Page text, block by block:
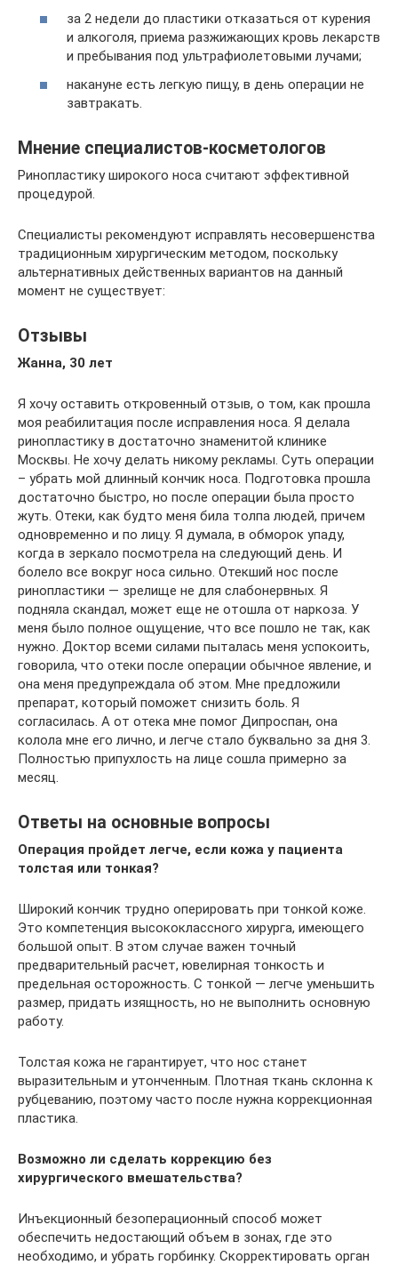
за 2 недели до пластики отказаться от курения
и алкоголя, приема разжижающих кровь лекарств
и пребывания под ультрафиолетовыми лучами;
накануне есть легкую пищу, в день операции не
завтракать.
Мнение специалистов-косметологов
Ринопластику широкого носа считают эффективной
процедурой.
Специалисты рекомендуют исправлять несовершенства
традиционным хирургическим методом, поскольку
альтернативных действенных вариантов на данный
момент не существует:
Отзывы
Жанна, 30 лет
Я хочу оставить откровенный отзыв, о том, как прошла
моя реабилитация после исправления носа. Я делала
ринопластику в достаточно знаменитой клинике
Москвы. Не хочу делать никому рекламы. Суть операции
– убрать мой длинный кончик носа. Подготовка прошла
достаточно быстро, но после операции была просто
жуть. Отеки, как будто меня била толпа людей, причем
одновременно и по лицу. Я думала, в обморок упаду,
когда в зеркало посмотрела на следующий день. И
болело все вокруг носа сильно. Отекший нос после
ринопластики — зрелище не для слабонервных. Я
подняла скандал, может еще не отошла от наркоза. У
меня было полное ощущение, что все пошло не так, как
нужно. Доктор всеми силами пыталась меня успокоить,
говорила, что отеки после операции обычное явление, и
она меня предупреждала об этом. Мне предложили
препарат, который поможет снизить боль. Я
согласилась. А от отека мне помог Дипроспан, она
колола мне его лично, и легче стало буквально за дня 3.
Полностью припухлость на лице сошла примерно за
месяц.
Ответы на основные вопросы
Операция пройдет легче, если кожа у пациента
толстая или тонкая?
Широкий кончик трудно оперировать при тонкой коже.
Это компетенция высококлассного хирурга, имеющего
большой опыт. В этом случае важен точный
предварительный расчет, ювелирная тонкость и
предельная осторожность. С тонкой — легче уменьшить
размер, придать изящность, но не выполнить основную
работу.
Толстая кожа не гарантирует, что нос станет
выразительным и утонченным. Плотная ткань склонна к
рубцеванию, поэтому часто после нужна коррекционная
пластика.
Возможно ли сделать коррекцию без
хирургического вмешательства?
Инъекционный безоперационный способ может
обеспечить недостающий объем в зонах, где это
необходимо, и убрать горбинку. Скорректировать орган